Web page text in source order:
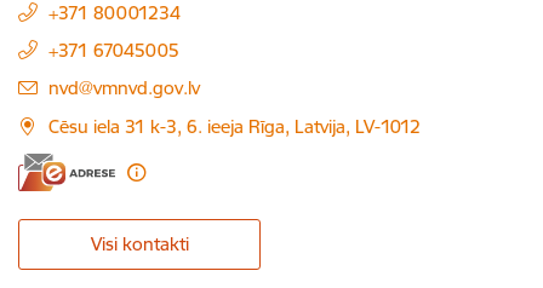
+371 80001234
+371 67045005
E-pasts:
nvd@vmnvd.gov.lv
Cēsu iela 31 k-3, 6. ieeja Rīga, Latvija, LV-1012
Visi kontakti